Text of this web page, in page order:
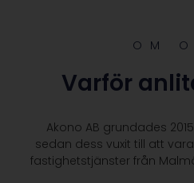
OM
Varför
Akono AB grundades
sedan dess vuxit till att
fastighetstjänster från